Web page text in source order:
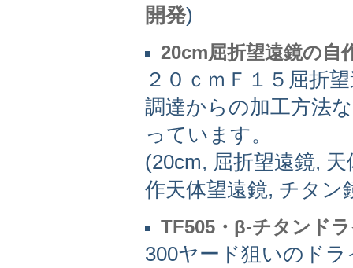
開発)
20cm屈折望遠鏡の自
２０ｃｍＦ１５屈折
調達からの加工方法
っています。
(20cm, 屈折望遠鏡,
作天体望遠鏡, チタン
TF505・β-チタンド
300ヤード狙いのド